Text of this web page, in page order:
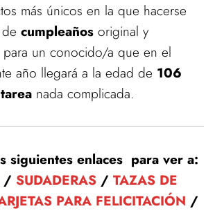
más únicos en la que hacerse
de cumpleaños original y
para un conocido/a que en el
año llegará a la edad de 106
tarea nada complicada.
siguientes enlaces para ver a:
/ SUDADERAS / TAZAS DE
PARA FELICITACIÓN /